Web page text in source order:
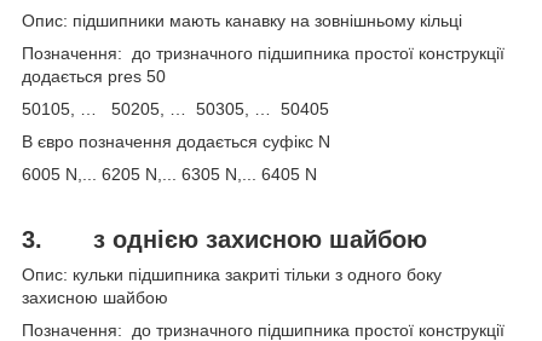
Опис: підшипники мають канавку на зовнішньому кільці
Позначення: до тризначного підшипника простої конструкції
додається pres 50
50105, … 50205, … 50305, … 50405
В євро позначення додається суфікс N
6005 N,... 6205 N,... 6305 N,... 6405 N
3. з однією захисною шайбою
Опис: кульки підшипника закриті тільки з одного боку
захисною шайбою
Позначення: до тризначного підшипника простої конструкції